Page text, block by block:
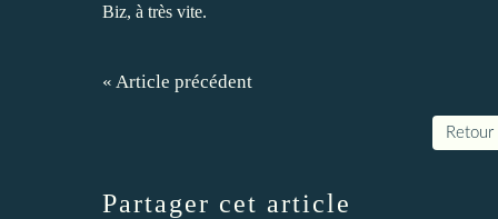
Biz, à très vite.
« Article précédent
Retour
Partager cet article